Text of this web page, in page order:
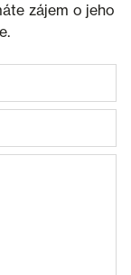
zájem o jeho